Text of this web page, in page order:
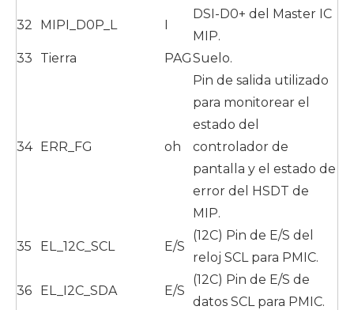
32 MIPI_D0P_L I
DSI-D0+ del Master IC
MIP.
33
Tierra PAGSuelo.
34 ERR_FG oh
Pin de salida utilizado
para monitorear el
estado del
controlador de
pantalla y el estado de
error del HSDT de
MIP.
35 EL_12C_SCL E/S
(12C) Pin de E/S del
reloj SCL para PMIC.
36 EL_I2C_SDA E/S
(12C) Pin de E/S de
datos SCL para PMIC.